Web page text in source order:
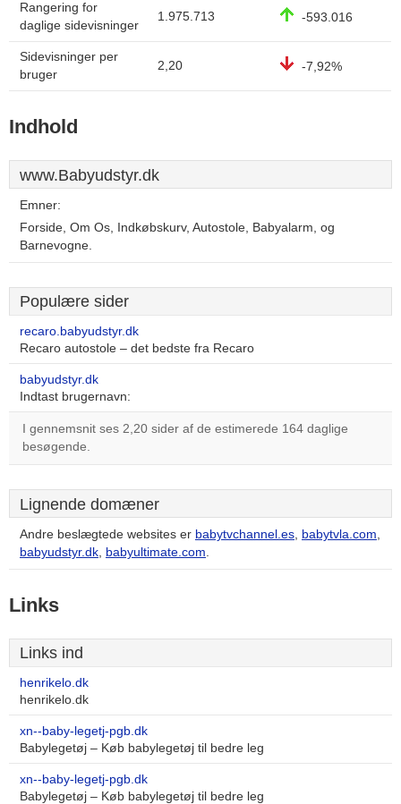
Rangering for
daglige sidevisninger
1.975.713 -593.016
Sidevisninger per
bruger
2,20 -7,92%
Indhold
www.Babyudstyr.dk
Emner:
Forside, Om Os, Indkøbskurv, Autostole, Babyalarm, og
Barnevogne.
Populære sider
recaro.babyudstyr.dk
Recaro autostole – det bedste fra Recaro
babyudstyr.dk
Indtast brugernavn:
I gennemsnit ses 2,20 sider af de estimerede 164 daglige
besøgende.
Lignende domæner
Andre beslægtede websites er babytvchannel.es, babytvla.com,
babyudstyr.dk, babyultimate.com.
Links
Links ind
henrikelo.dk
henrikelo.dk
xn--baby-legetj-pgb.dk
Babylegetøj – Køb babylegetøj til bedre leg
xn--baby-legetj-pgb.dk
Babylegetøj – Køb babylegetøj til bedre leg